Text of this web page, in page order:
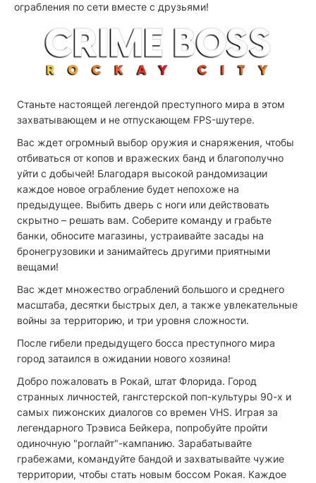
ограбления по сети вместе с друзьями!
Станьте настоящей легендой преступного мира в этом
захватывающем и не отпускающем FPS-шутере.
Вас ждет огромный выбор оружия и снаряжения, чтобы
отбиваться от копов и вражеских банд и благополучно
уйти с добычей! Благодаря высокой рандомизации
каждое новое ограбление будет непохоже на
предыдущее. Выбить дверь с ноги или действовать
скрытно – решать вам. Соберите команду и грабьте
банки, обносите магазины, устраивайте засады на
бронегрузовики и занимайтесь другими приятными
вещами!
Вас ждет множество ограблений большого и среднего
масштаба, десятки быстрых дел, а также увлекательные
войны за территорию, и три уровня сложности.
После гибели предыдущего босса преступного мира
город затаился в ожидании нового хозяина!
Добро пожаловать в Рокай, штат Флорида. Город
странных личностей, гангстерской поп-культуры 90-х и
самых пижонских диалогов со времен VHS. Играя за
легендарного Трэвиса Бейкера, попробуйте пройти
одиночную "роглайт"-кампанию. Зарабатывайте
грабежами, командуйте бандой и захватывайте чужие
территории, чтобы стать новым боссом Рокая. Каждое